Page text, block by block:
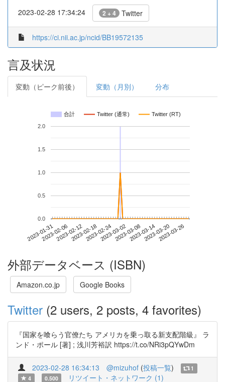
2023-02-28 17:34:24 2 + 4 Twitter
https://ci.nii.ac.jp/ncid/BB19572135
言及状況
変動（ピーク前後） 変動（月別） 分布
合計 Twitter (通常) Twitter (RT)
2023-01-312023-02-062023-02-122023-02-182023-02-242023-03-022023-03-082023-03-142023-03-202023-03-26
0.0
0.5
1.0
1.5
2.0
外部データベース (ISBN)
Amazon.co.jp Google Books
Twitter (2 users, 2 posts, 4 favorites)
『国家を喰らう官僚たち アメリカを乗っ取る新支配階級』 ラ
ンド・ポール [著] ; 浅川芳裕訳 https://t.co/NRi3pQYwDm
2023-02-28 16:34:13 @mizuhof (投稿一覧)
1
4
0.500 リツイート・ネットワーク (1)